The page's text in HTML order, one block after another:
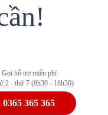
Gọi hỗ trợ miễn phí
2 - thứ 7 (8h30 - 18h30)
0365 365 365